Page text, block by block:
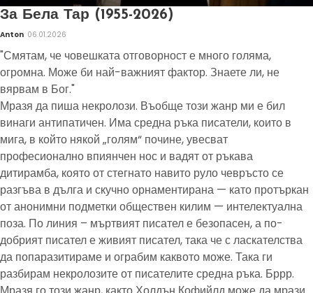
За Бела Тар (1955-2026)
Anton 06.01.2026
"Смятам, че човешката отговорност е много голяма,
огромна. Може би най-важният фактор. Знаете ли, не
вярвам в Бог."
Мразя да пиша некролози. Въобще този жанр ми е бил
винаги антипатичен. Има средна ръка писатели, които в
мига, в който някой „голям“ почине, увесват
професионално впиянчен нос и вадят от ръкава
дитирамба, която от стегнато навито руло чевръсто се
разгъва в дълга и скучно орнаментирана — като протъркан
от анонимни подметки обществен килим — интелектуална
поза. По линия – мъртвият писател е безопасен, а по-
добрият писател е живият писател, така че с ласкателства
да попаразитираме и ограбим каквото може. Така ги
разбирам некролозите от писателите средна ръка. Бррр.